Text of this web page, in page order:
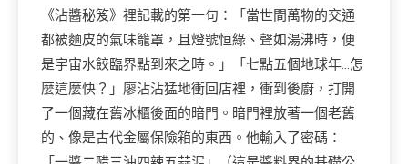
《沾醬秘笈》裡記載的第一句：「當世間萬物的交通
都被麵皮的氣味籠罩，且燈號恒綠、聲如湯沸時，便
是宇宙水餃臨界點到來之時。」「七點五個地球年…怎
麼這麼快？」廖沾沾猛地衝回店裡，衝到後廚，打開
了一個藏在舊冰櫃後面的暗門。暗門裡放著一個老舊
的、像是古代金屬保險箱的東西。他輸入了密碼：